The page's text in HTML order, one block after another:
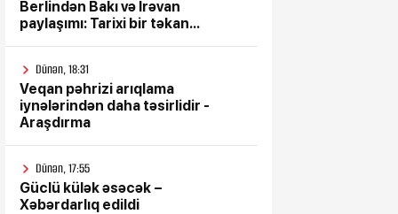
Berlindən Bakı və İrəvan
paylaşımı: Tarixi bir təkan...
Dünən, 18:31
Veqan pəhrizi arıqlama
iynələrindən daha təsirlidir -
Araşdırma
Dünən, 17:55
Güclü külək əsəcək –
Xəbərdarlıq edildi